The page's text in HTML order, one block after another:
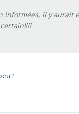
informées, il y aurait